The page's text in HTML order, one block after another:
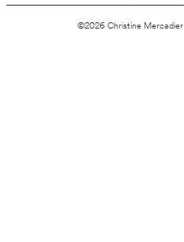
©2026 Christine Mercadier